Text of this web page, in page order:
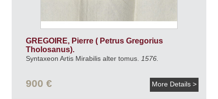
GREGOIRE, Pierre ( Petrus Gregorius
Tholosanus).
Syntaxeon Artis Mirabilis alter tomus. 1576.
900 € More Details >